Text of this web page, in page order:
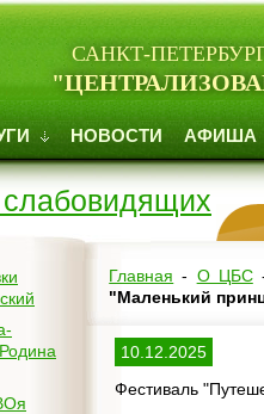
САНКТ-
НОВОСТИ АФИША
Главная - О ЦБС
"Маленький
10.12.2025
Фестиваль